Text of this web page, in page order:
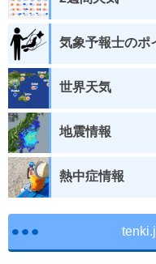
気象予報士のポ
世界天気
地震情報
熱中症情報